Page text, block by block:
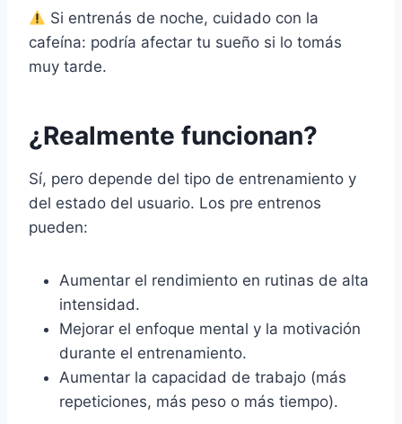
Si entrenás de noche, cuidado con la
cafeína: podría afectar tu sueño si lo tomás
muy tarde.
¿Realmente funcionan?
Sí, pero depende del tipo de entrenamiento y
del estado del usuario. Los pre entrenos
pueden:
Aumentar el rendimiento en rutinas de alta
intensidad.
Mejorar el enfoque mental y la motivación
durante el entrenamiento.
Aumentar la capacidad de trabajo (más
repeticiones, más peso o más tiempo).